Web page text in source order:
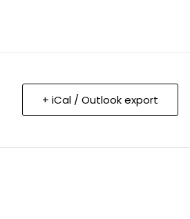
+ iCal / Outlook export